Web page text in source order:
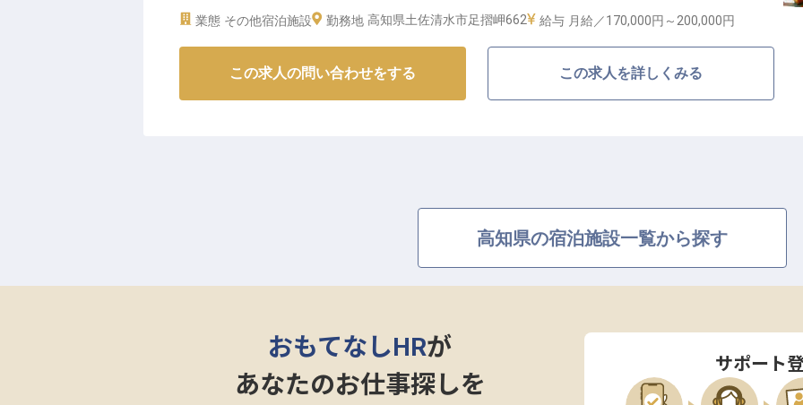
など、ライフステージの変化に応じた福利厚生制度が整っています。雄大な自然を一望で
きるロケーションと、足摺国際ホテルだから体験できるおもてなしをご提供しませんか。
業態 その他宿泊施設 勤務地 高知県土佐清水市足摺岬662 給与 月給／170,000円～ 200,000円
この求人の問い合わせをする この求人を詳しくみる
高知県の宿泊施設一覧から探す
おもてなしHRが
あなたのお仕事探しを
サポート